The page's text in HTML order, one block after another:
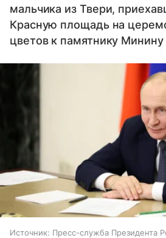
мальчика из Твери,
Красную площадь на
цветов к памятнику
Источник: Пресс-служба Президента